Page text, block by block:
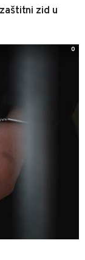
zid u
0